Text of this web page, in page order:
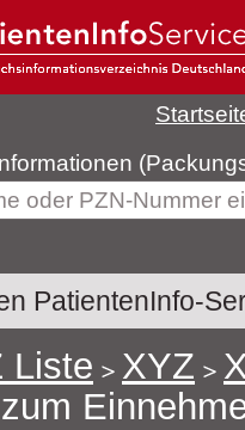
PatientenInfo-
Liste XYZ